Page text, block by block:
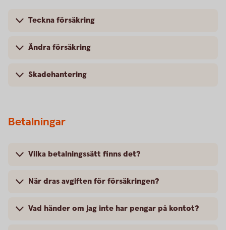
Teckna försäkring
Ändra försäkring
Skadehantering
Betalningar
Vilka betalningssätt finns det?
När dras avgiften för försäkringen?
Vad händer om jag inte har pengar på kontot?